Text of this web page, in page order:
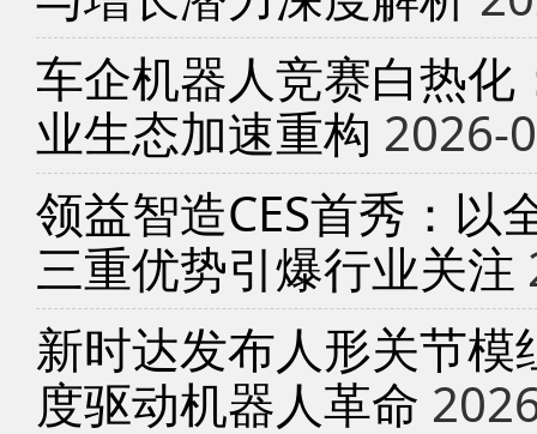
车企机器人竞赛白热
业生态加速重构 2026-
领益智造CES首秀：以
三重优势引爆行业关注
新时达发布人形关节
度驱动机器人革命